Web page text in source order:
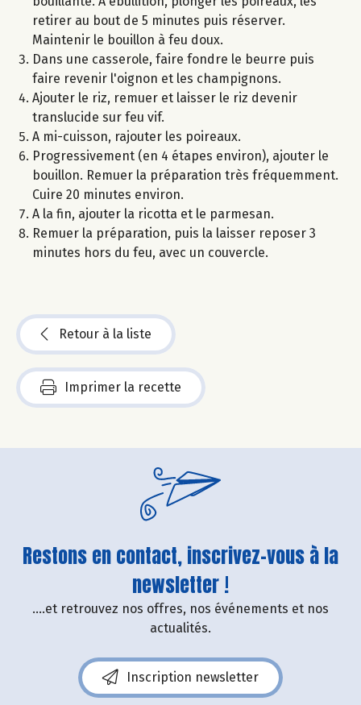
retirer au bout de 5 minutes puis réserver.
Maintenir le bouillon à feu doux.
Dans une casserole, faire fondre le beurre puis
faire revenir l'oignon et les champignons.
Ajouter le riz, remuer et laisser le riz devenir
translucide sur feu vif.
A mi-cuisson, rajouter les poireaux.
Progressivement (en 4 étapes environ), ajouter le
bouillon. Remuer la préparation très fréquemment.
Cuire 20 minutes environ.
A la fin, ajouter la ricotta et le parmesan.
Remuer la préparation, puis la laisser reposer 3
minutes hors du feu, avec un couvercle.
Retour à la liste
Imprimer la recette
Restons en contact, inscrivez-vous à la
newsletter !
....et retrouvez nos offres, nos événements et nos
actualités.
Inscription newsletter